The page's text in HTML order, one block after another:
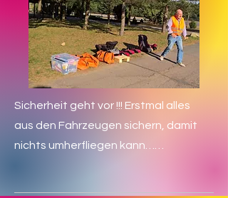
Sicherheit geht vor !!! Erstmal alles
aus den Fahrzeugen sichern, damit
nichts umherfliegen kann……